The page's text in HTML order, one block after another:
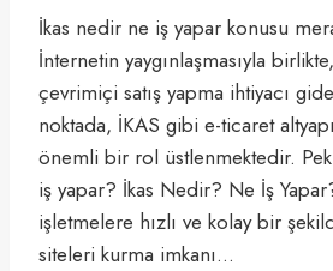
İkas nedir ne iş yapar konusu
İnternetin yaygınlaşmasıyla
çevrimiçi satış yapma ihtiyacı
noktada, İKAS gibi e-ticaret
önemli bir rol üstlenmektedir.
iş yapar? İkas Nedir? Ne İş
işletmelere hızlı ve kolay bir
siteleri kurma imkanı…